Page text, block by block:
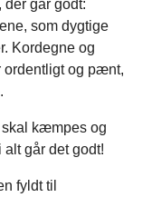
går godt:
som dygtige
Kordegne og
ordentligt og pænt,
skal kæmpes og
går det godt!
fyldt til